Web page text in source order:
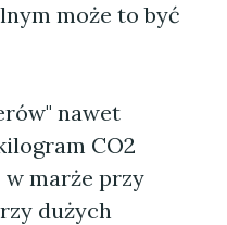
może to być
nawet
CO2
marże przy
dużych